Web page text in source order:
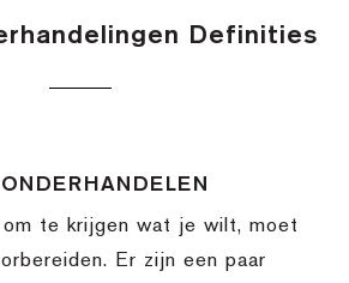
Definities
om te krijgen wat je wilt, moet
Er zijn een paar